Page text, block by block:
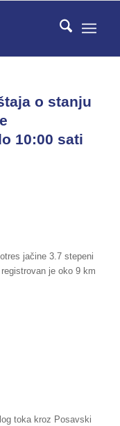
o stanju
10:00 sati
jačine 3.7 stepeni
je oko 9 km
toka kroz Posavski